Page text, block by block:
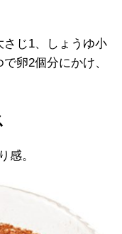
さじ1、しょうゆ小
卵2個分にかけ、
感。